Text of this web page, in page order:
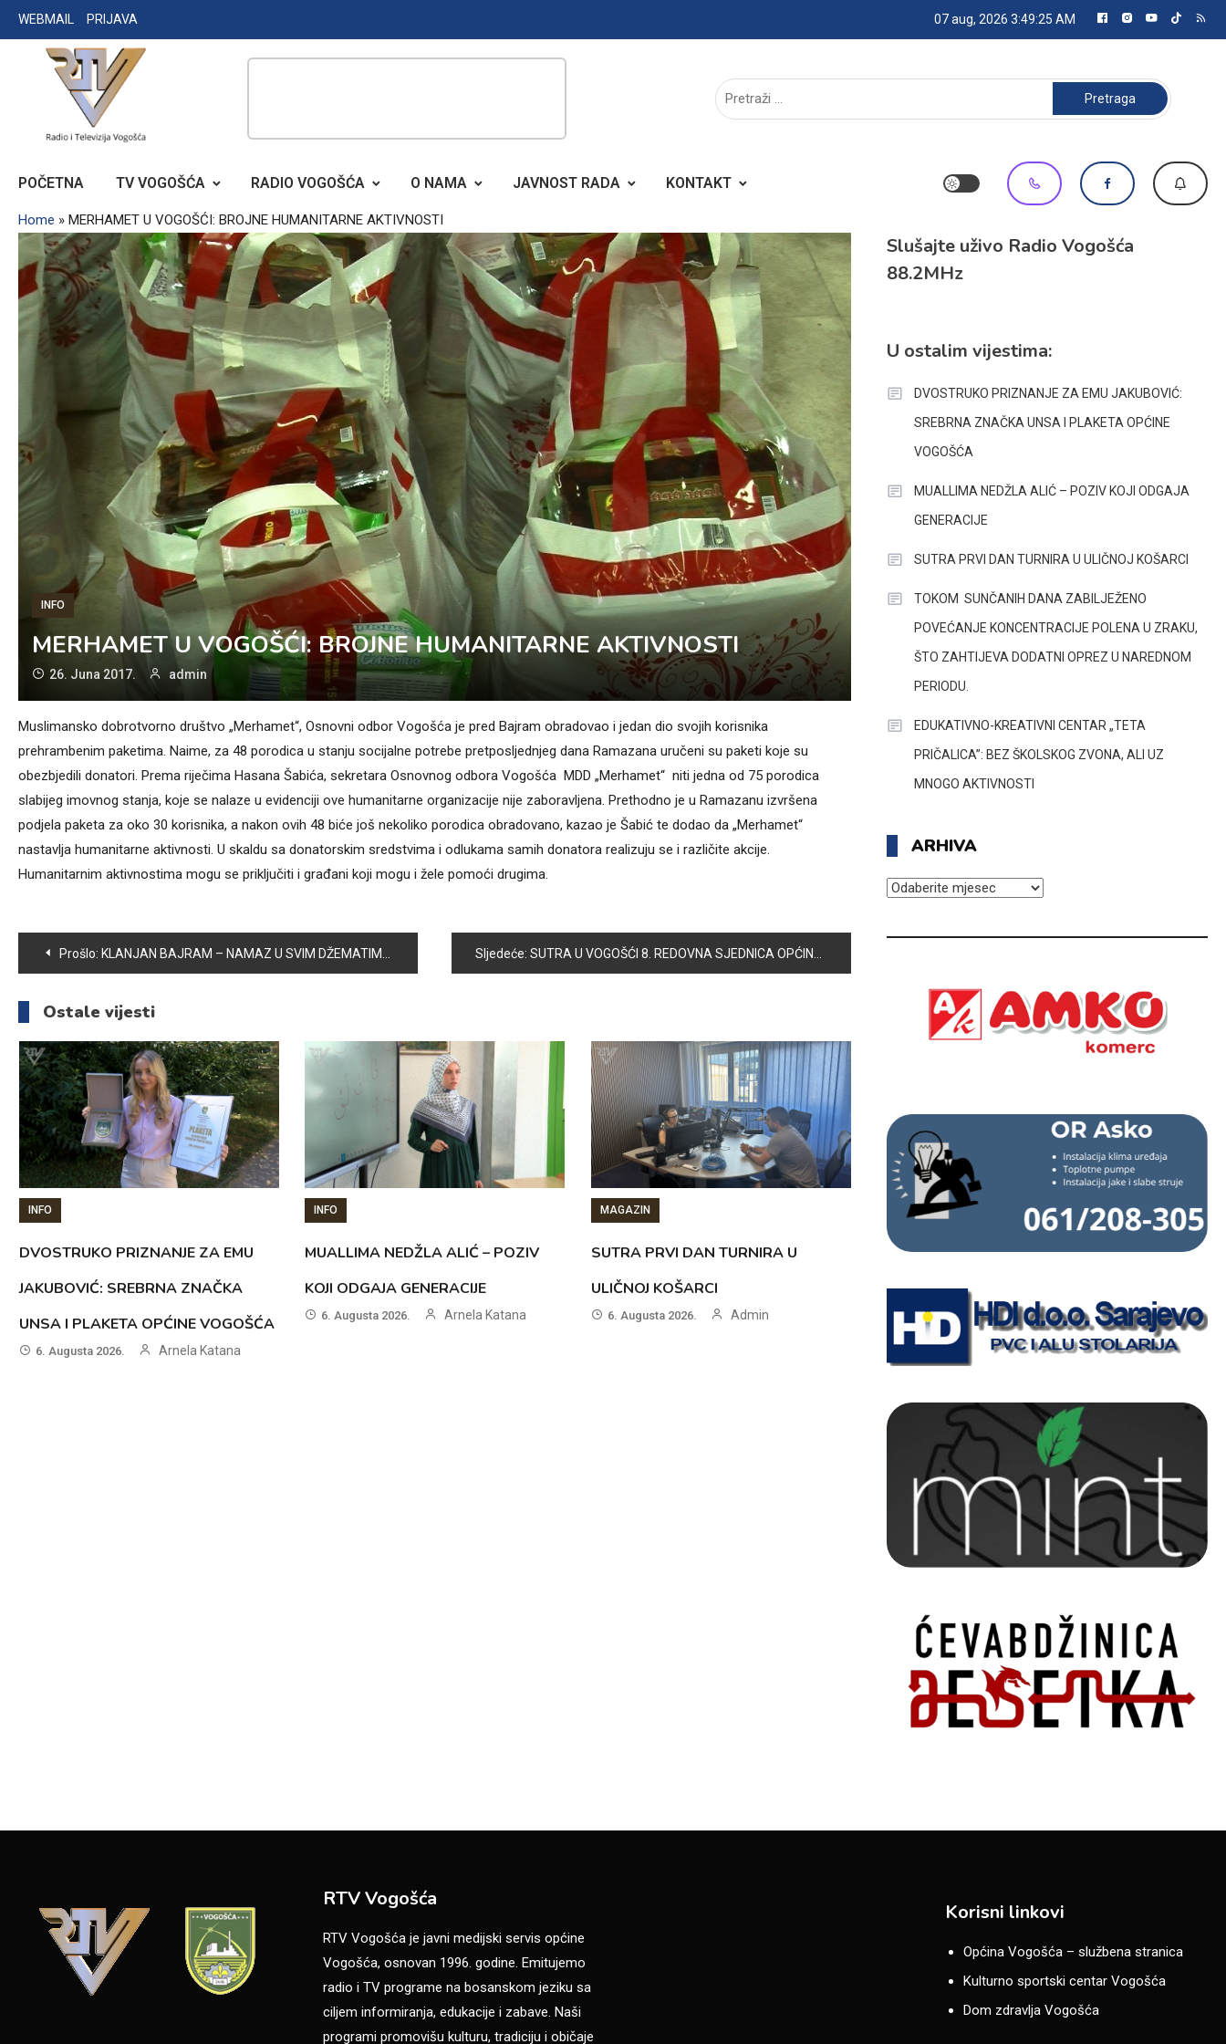
Skip
to
WEBMAIL PRIJAVA 07 aug, 2026 3:49:25 AM
RADIO TELEVIZIJA VOGOŠĆA
Pretraga:
POČETNA TV VOGOŠĆA RADIO VOGOŠĆA O NAMA JAVNOST RADA KONTAKT
Home » MERHAMET U VOGOŠĆI: BROJNE HUMANITARNE AKTIVNOSTI
INFO
MERHAMET U VOGOŠĆI: BROJNE HUMANITARNE AKTIVNOSTI
26. Juna 2017. admin
Muslimansko dobrotvorno društvo „Merhamet“, Osnovni odbor Vogošća je pred Bajram obradovao i jedan dio svojih korisnika
prehrambenim paketima. Naime, za 48 porodica u stanju socijalne potrebe pretposljednjeg dana Ramazana uručeni su paketi koje su
obezbjedili donatori. Prema riječima Hasana Šabića, sekretara Osnovnog odbora Vogošća MDD „Merhamet“ niti jedna od 75 porodica
slabijeg imovnog stanja, koje se nalaze u evidenciji ove humanitarne organizacije nije zaboravljena. Prethodno je u Ramazanu izvršena
podjela paketa za oko 30 korisnika, a nakon ovih 48 biće još nekoliko porodica obradovano, kazao je Šabić te dodao da „Merhamet“
nastavlja humanitarne aktivnosti. U skaldu sa donatorskim sredstvima i odlukama samih donatora realizuju se i različite akcije.
Humanitarnim aktivnostima mogu se priključiti i građani koji mogu i žele pomoći drugima.
Navigacija
članaka
Prošlo: KLANJAN BAJRAM – NAMAZ U SVIM DŽEMATIMA NA PODRUČJU OPĆINE VOGOŠĆA Sljedeće: SUTRA U VOGOŠĆI 8. REDOVNA SJEDNICA OPĆINSKOG VIJEĆA
Ostale vijesti
INFO
DVOSTRUKO PRIZNANJE ZA EMU
JAKUBOVIĆ: SREBRNA ZNAČKA
UNSA I PLAKETA OPĆINE VOGOŠĆA
6. Augusta 2026. Arnela Katana
INFO
MUALLIMA NEDŽLA ALIĆ – POZIV
KOJI ODGAJA GENERACIJE
6. Augusta 2026. Arnela Katana
MAGAZIN
SUTRA PRVI DAN TURNIRA U
ULIČNOJ KOŠARCI
6. Augusta 2026. Admin
Slušajte uživo Radio Vogošća
88.2MHz
U ostalim vijestima:
DVOSTRUKO PRIZNANJE ZA EMU JAKUBOVIĆ:
SREBRNA ZNAČKA UNSA I PLAKETA OPĆINE
VOGOŠĆA
MUALLIMA NEDŽLA ALIĆ – POZIV KOJI ODGAJA
GENERACIJE
SUTRA PRVI DAN TURNIRA U ULIČNOJ KOŠARCI
TOKOM SUNČANIH DANA ZABILJEŽENO
POVEĆANJE KONCENTRACIJE POLENA U ZRAKU,
ŠTO ZAHTIJEVA DODATNI OPREZ U NAREDNOM
PERIODU.
EDUKATIVNO-KREATIVNI CENTAR „TETA
PRIČALICA”: BEZ ŠKOLSKOG ZVONA, ALI UZ
MNOGO AKTIVNOSTI
ARHIVA
ARHIVA
RTV Vogošća
RTV Vogošća je javni medijski servis općine
Vogošća, osnovan 1996. godine. Emitujemo
radio i TV programe na bosanskom jeziku sa
ciljem informiranja, edukacije i zabave. Naši
programi promovišu kulturu, tradiciju i običaje
Korisni linkovi
Općina Vogošća – službena stranica
Kulturno sportski centar Vogošća
Dom zdravlja Vogošća